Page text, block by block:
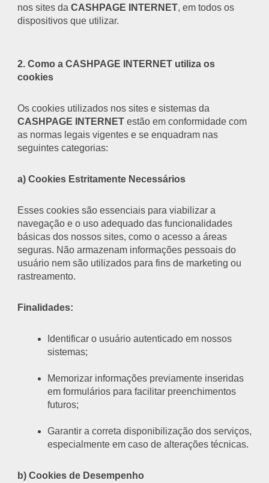
nos sites da CASHPAGE INTERNET, em todos os
dispositivos que utilizar.
2. Como a CASHPAGE INTERNETutiliza os
cookies
Os cookies utilizados nos sites e sistemas da
CASHPAGE INTERNETestão em conformidade com
as normas legais vigentes e se enquadram nas
seguintes categorias:
a) Cookies Estritamente Necessários
Esses cookies são essenciais para viabilizar a
navegação e o uso adequado das funcionalidades
básicas dos nossos sites, como o acesso a áreas
seguras. Não armazenam informações pessoais do
usuário nem são utilizados para fins de marketing ou
rastreamento.
Finalidades:
Identificar o usuário autenticado em nossos
sistemas;
Memorizar informações previamente inseridas
em formulários para facilitar preenchimentos
futuros;
Garantir a correta disponibilização dos serviços,
especialmente em caso de alterações técnicas.
b) Cookies de Desempenho